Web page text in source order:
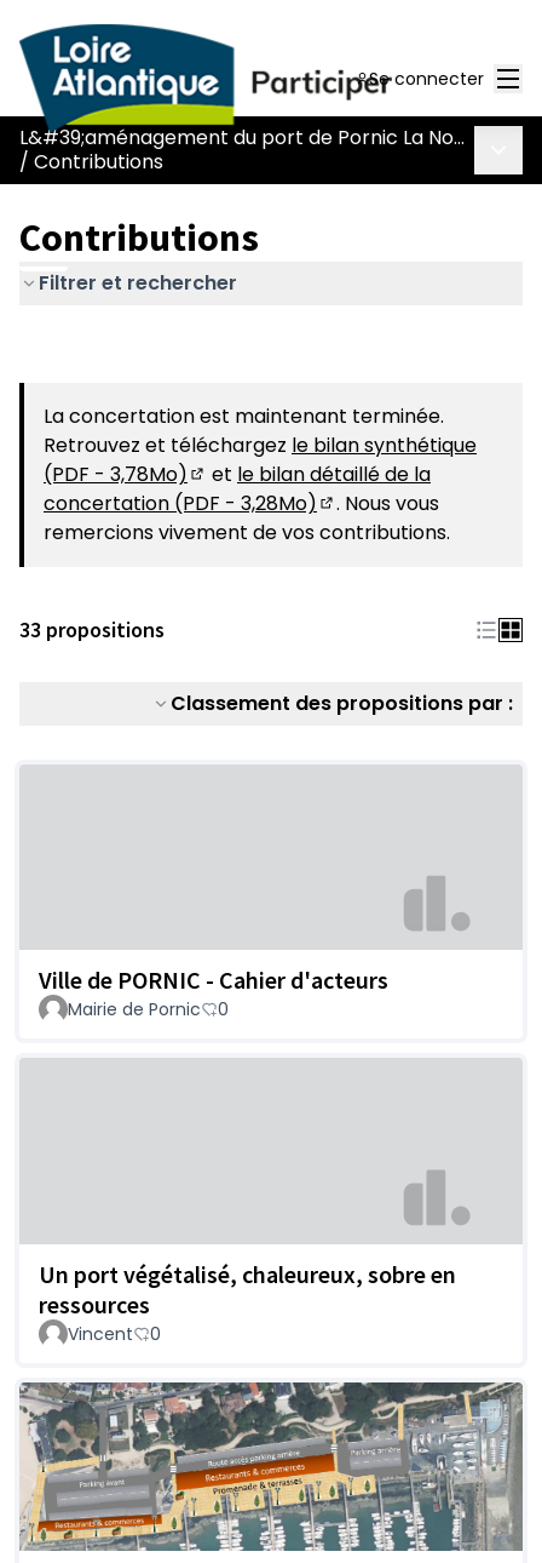
Se connecter
L&#39;aménagement du port de Pornic La Noëveillard
/ Contributions
Contributions
Filtrer et rechercher
La concertation est maintenant terminée.
Retrouvez et téléchargez le bilan synthétique
(PDF - 3,78Mo)
(S'ouvre dans un nouvel onglet)
et le bilan détaillé de la
concertation (PDF - 3,28Mo)
(S'ouvre dans un
. Nous vous
remercions vivement de vos contributions.
33 propositions
Classement des propositions par :
Ville de PORNIC - Cahier d'acteurs
Mairie de Pornic 0
Un port végétalisé, chaleureux, sobre en
ressources
Vincent 0